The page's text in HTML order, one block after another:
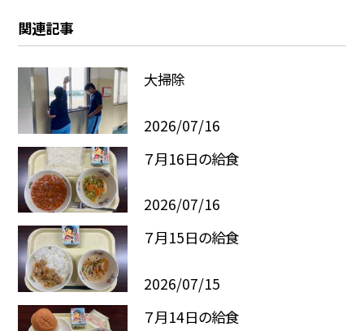
関連記事
大掃除
2026/07/16
７月16日の給食
2026/07/16
７月15日の給食
2026/07/15
７月14日の給食